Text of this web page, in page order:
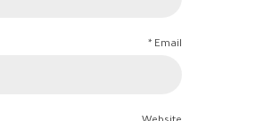
Email *